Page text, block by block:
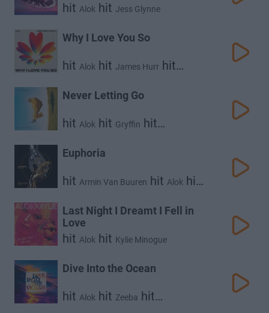
hit Alok hit Jess Glynne
Why I Love You So
hit Alok hit James Hurr hit
Never Letting Go
hit Alok hit Gryffin hit
Euphoria
hit Armin Van Buuren hit Alok hit
Last Night I Dreamt I Fell in
Love
hit Alok hit Kylie Minogue
Dive Into the Ocean
hit Alok hit Zeeba hit